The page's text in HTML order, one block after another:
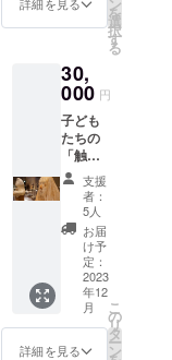
「備考
れるお
名前を
記入く
ださ
い。個
人名の
ほかに
ニック
ネーム
やイニ
シャル
での掲
載も可
能で
載は
名前掲
載（ご
希望の
方の
み） ・
展覧会
図録へ
のお名
前掲載
（ご希
望の方
のみ）
＊ Web
ページ
へのお
名前掲
載に関
控除に
活用で
収証 ・
日彫会
支援者
証（非
売品・
展覧会
パス
（同行
者3名ま
で））
・本会
活動の
ご案内
（会報
等送
付） ・
本会
を
選
択
す
る
30,
000 円
子ども
たちの
「触れ
るアー
ト」の
充実化
に繋げ
ます。
＜リ
ターン
ンクス
メール
・所得
支援
者：
5人
お届
け予
定：
2023
年12
月
詳細を見る
こ
の
リ
タ
ー
ン